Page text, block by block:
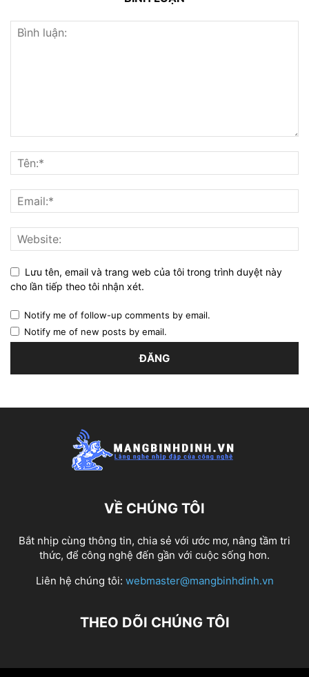
Lưu tên, email và trang web của tôi trong trình duyệt này
cho lần tiếp theo tôi nhận xét.
Notify me of follow-up comments by email.
Notify me of new posts by email.
VỀ CHÚNG TÔI
Bắt nhịp cùng thông tin, chia sẻ với ước mơ, nâng tầm tri
thức, để công nghệ đến gần với cuộc sống hơn.
Liên hệ chúng tôi: webmaster@mangbinhdinh.vn
THEO DÕI CHÚNG TÔI